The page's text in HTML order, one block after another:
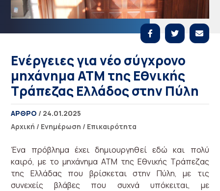
Ενέργειες για νέο σύγχρονο
μηχάνημα ΑΤΜ της Εθνικής
Τράπεζας Ελλάδος στην Πύλη
ΑΡΘΡΟ / 24.01.2025
Αρχική / Ενημέρωση / Επικαιρότητα
Ένα πρόβλημα έχει δημιουργηθεί εδώ και πολύ
καιρό, με το μηχάνημα ΑΤΜ της Εθνικής Τράπεζας
της Ελλάδας που βρίσκεται στην Πύλη, με τις
συνεχείς βλάβες που συχνά υπόκειται, με